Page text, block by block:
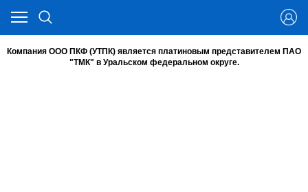
Компания ООО ПКФ (УТПК) является платиновым представителем ПАО
"ТМК" в Уральском федеральном округе.